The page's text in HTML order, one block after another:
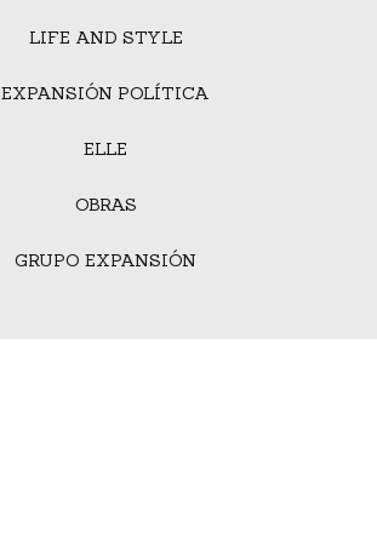
LIFE AND STYLE
EXPANSIÓN POLÍTICA
ELLE
OBRAS
GRUPO EXPANSIÓN